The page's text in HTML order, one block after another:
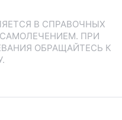
В СПРАВОЧНЫХ
ПРИ
ОБРАЩАЙТЕСЬ К